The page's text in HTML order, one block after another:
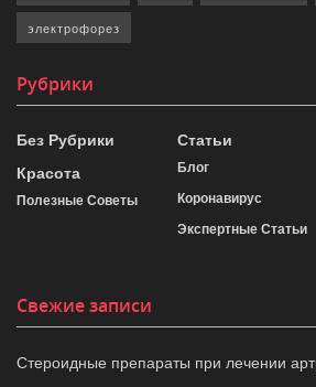
электрофорез
Рубрики
Без Рубрики
Красота
Полезные Советы
Статьи
Блог
Коронавирус
Экспертные Статьи
Свежие записи
Стероидные препараты при лечении